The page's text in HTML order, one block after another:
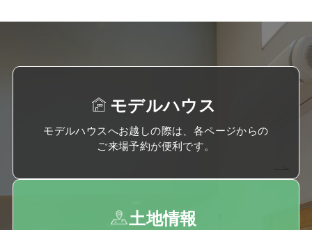
モデルハウス
モデルハウスへお越しの際は、各ページからの
ご来場予約が便利です。
土地情報